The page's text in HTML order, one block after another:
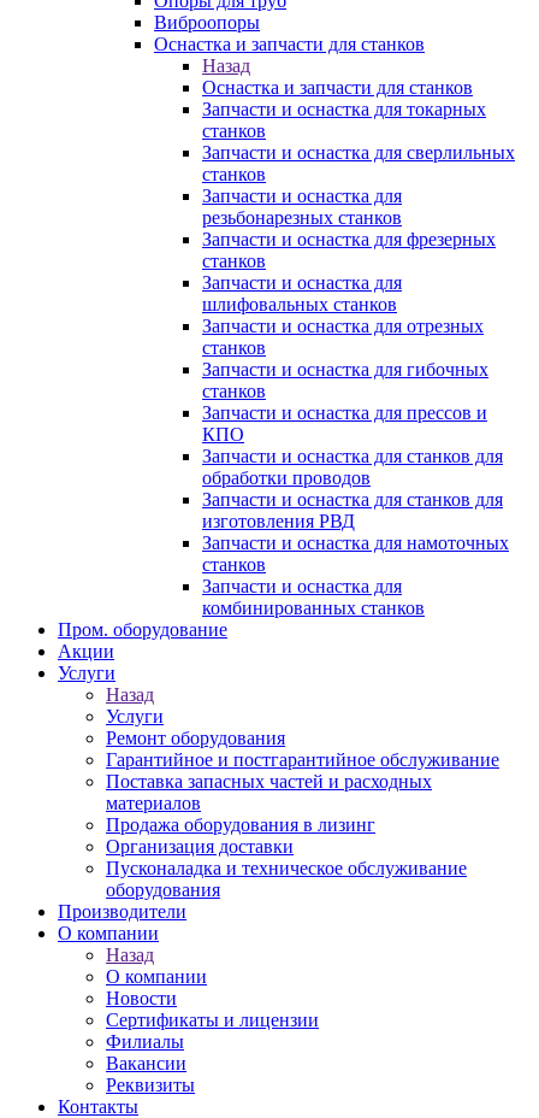
Виброопоры
Оснастка и запчасти для станков
Назад
Оснастка и запчасти для станков
Запчасти и оснастка для токарных
станков
Запчасти и оснастка для сверлильных
станков
Запчасти и оснастка для
резьбонарезных станков
Запчасти и оснастка для фрезерных
станков
Запчасти и оснастка для
шлифовальных станков
Запчасти и оснастка для отрезных
станков
Запчасти и оснастка для гибочных
станков
Запчасти и оснастка для прессов и
КПО
Запчасти и оснастка для станков для
обработки проводов
Запчасти и оснастка для станков для
изготовления РВД
Запчасти и оснастка для намоточных
станков
Запчасти и оснастка для
комбинированных станков
Пром. оборудование
Акции
Услуги
Назад
Услуги
Ремонт оборудования
Гарантийное и постгарантийное обслуживание
Поставка запасных частей и расходных
материалов
Продажа оборудования в лизинг
Организация доставки
Пусконаладка и техническое обслуживание
оборудования
Производители
О компании
Назад
О компании
Новости
Сертификаты и лицензии
Филиалы
Вакансии
Реквизиты
Контакты